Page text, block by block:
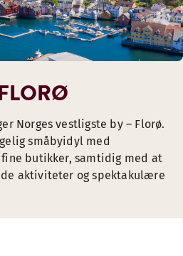
Norges vestligste by – Florø.
småbyidyl med
butikker, samtidig med at
aktiviteter og spektakulære